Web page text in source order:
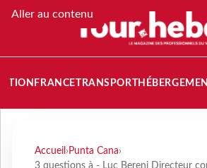
Aller au contenu
FRANCETRANSPORT
Accueil › Punta Cana›
3 questions à - Luc Bereni Directeur